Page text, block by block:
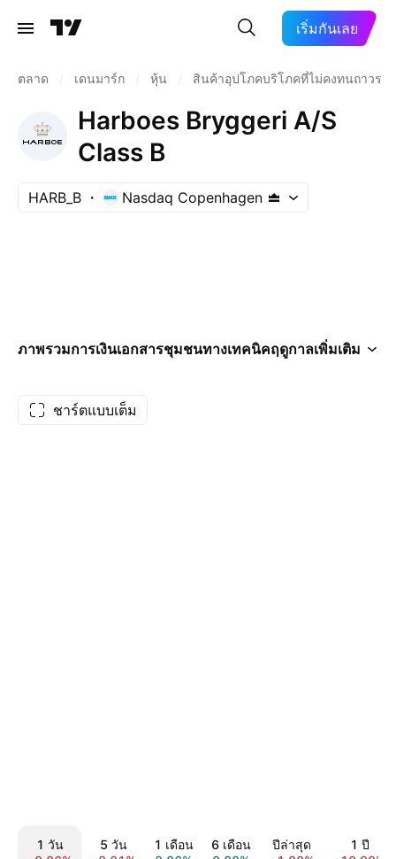
เริ่มกันเลย
ตลาด เดนมาร์ก หุ้น สินค้าอุปโภคบริโภคที่ไม่คงทนถาวร
Harboes Bryggeri A/S
Class B
HARB_B Nasdaq Copenhagen
ภาพรวมการเงินเอกสารชุมชนทางเทคนิคฤดูกาลเพิ่มเติม
ชาร์ตแบบเต็ม
1 วัน
5 วัน
1 เดือน
6 เดือน
ปีล่าสุด
1 ปี